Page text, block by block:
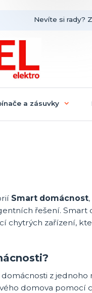
Nevíte si rady?
a zásuvky
Smart domácnost
řešení.
chytrých zařízení,
z jednoho
domova pomocí